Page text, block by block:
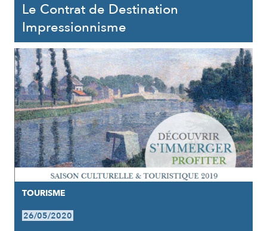
Le Contrat de Destination
Impressionnisme
TOURISME
26/05/2020